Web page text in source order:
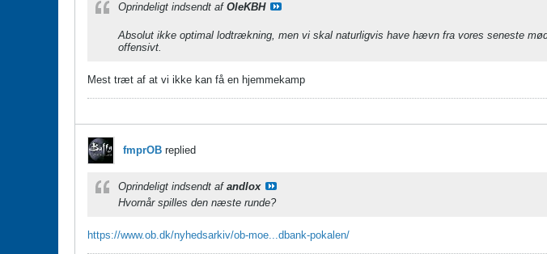
Oprindeligt indsendt af OleKBH
Absolut ikke optimal lodtrækning, men vi skal naturligvis have hævn fra vores seneste
offensivt.
Mest træt af at vi ikke kan få en hjemmekamp
fmprOB replied
Oprindeligt indsendt af andlox
Hvornår spilles den næste runde?
https://www.ob.dk/nyhedsarkiv/ob-moe...dbank-pokalen/